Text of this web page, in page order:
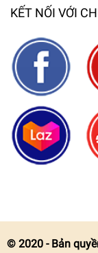
KẾT NỐI VỚI
© 2020 - Bản